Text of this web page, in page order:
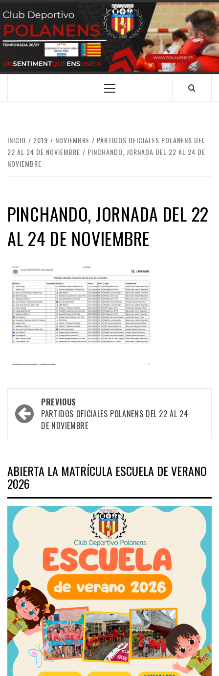
Saltar
al
contenido
CLUB
DEPORTIVO
POLANENS
SANTA POLA
Menú
INICIO 2019 NOVIEMBRE
PARTIDOS OFICIALES POLANENS DEL
22 AL 24 DE NOVIEMBRE
PINCHANDO, JORNADA DEL 22 AL 24 DE
NOVIEMBRE
PINCHANDO, JORNADA DEL 22
AL 24 DE NOVIEMBRE
Post
navigation
PREVIOUS
PARTIDOS OFICIALES POLANENS DEL 22 AL 24
DE NOVIEMBRE
ABIERTA LA MATRÍCULA ESCUELA DE VERANO
2026